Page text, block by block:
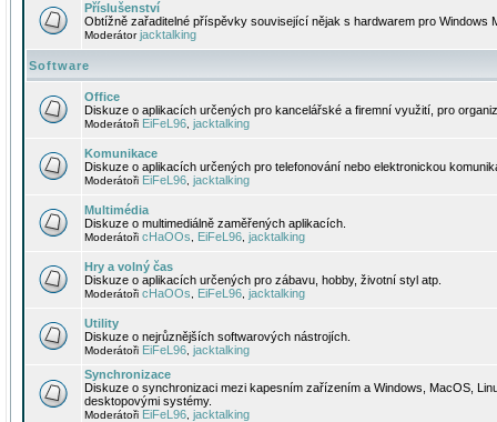
Příslušenství
Obtížně zařaditelné příspěvky související nějak s hardwarem pro Windows
Moderátorjacktalking
Software
Office
Diskuze o aplikacích určených pro kancelářské a firemní využití, pro
Moderátoři EiFeL96 jacktalking
Komunikace
Diskuze o aplikacích určených pro telefonování nebo elektronickou
Moderátoři EiFeL96 jacktalking
Multimédia
Diskuze o multimediálně zaměřených aplikacích.
Moderátoři cHaOOs EiFeL96 jacktalking
Hry a volný čas
Diskuze o aplikacích určených pro zábavu, hobby, životní styl atp.
Moderátoři cHaOOs EiFeL96 jacktalking
Utility
Diskuze o nejrůznějších softwarových nástrojích.
Moderátoři EiFeL96 jacktalking
Synchronizace
Diskuze o synchronizaci mezi kapesním zařízením a Windows, MacOS,
desktopovými systémy.
Moderátoři EiFeL96 jacktalking